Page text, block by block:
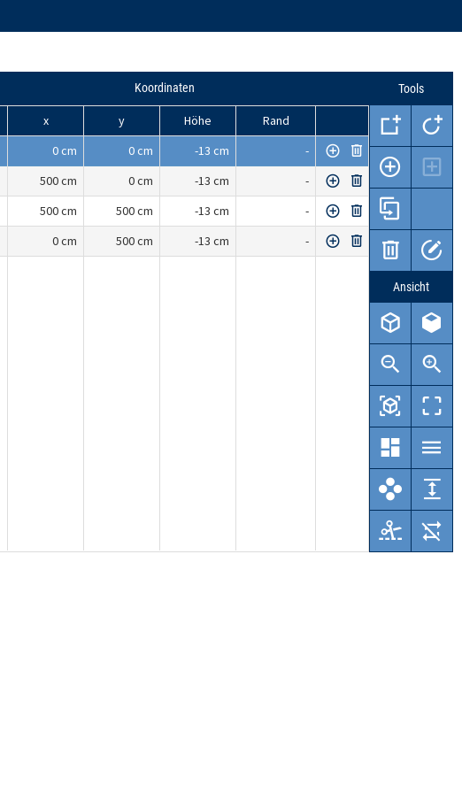
Koordinaten
x y Höhe
Rand
0 cm 0 cm -13 cm
-
500 cm 0 cm -13 cm
-
500 cm 500 cm -13 cm
-
0 cm 500 cm -13 cm -
Tools
Ansicht